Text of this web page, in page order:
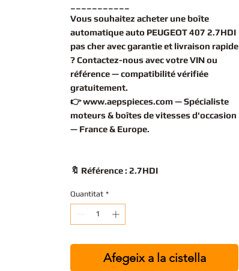
Vous souhaitez acheter une boîte
automatique auto PEUGEOT 407 2.7HDI
pas cheravec garantie et livraison rapide
? Contactez-nous avec votre VIN ou
référence — compatibilité vérifiée
gratuitement.
👉www.aepspieces.com— Spécialiste
moteurs & boîtes de vitesses d'occasion
— France & Europe.
🔖 Référence : 2.7HDI
Quantitat *
Afegeix a la cistella